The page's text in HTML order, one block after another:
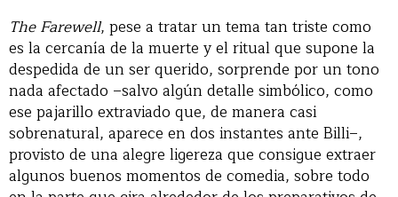
The Farewell, pese a tratar un tema tan triste como
es la cercanía de la muerte y el ritual que supone la
despedida de un ser querido, sorprende por un tono
nada afectado –salvo algún detalle simbólico, como
ese pajarillo extraviado que, de manera casi
sobrenatural, aparece en dos instantes ante Billi–,
provisto de una alegre ligereza que consigue extraer
algunos buenos momentos de comedia, sobre todo